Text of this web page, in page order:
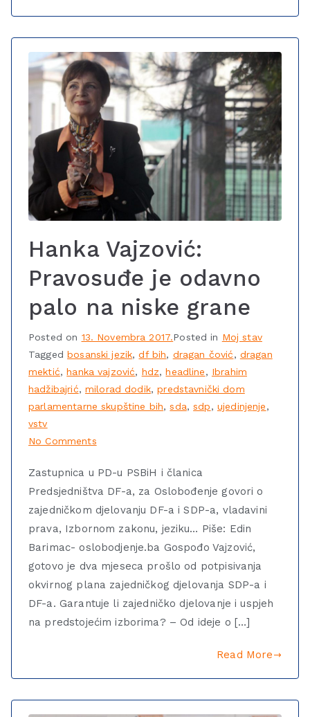
Hanka Vajzović:
Pravosuđe je odavno
palo na niske grane
Posted on 13. Novembra 2017.Posted in Moj stav
Taggedbosanski jezik,df bih, dragan čović, dragan
mektić,hanka vajzović, hdz,headline, Ibrahim
hadžibajrić, milorad dodik,predstavnički dom
parlamentarne skupštine bih,sda,sdp, ujedinjenje,
vstv
No Comments
Zastupnica u PD-u PSBiH i članica
Predsjedništva DF-a, za Oslobođenje govori o
zajedničkom djelovanju DF-a i SDP-a, vladavini
prava, Izbornom zakonu, jeziku… Piše: Edin
Barimac- oslobodjenje.ba Gospođo Vajzović,
gotovo je dva mjeseca prošlo od potpisivanja
okvirnog plana zajedničkog djelovanja SDP-a i
DF-a. Garantuje li zajedničko djelovanje i uspjeh
na predstojećim izborima? – Od ideje o […]
Read More